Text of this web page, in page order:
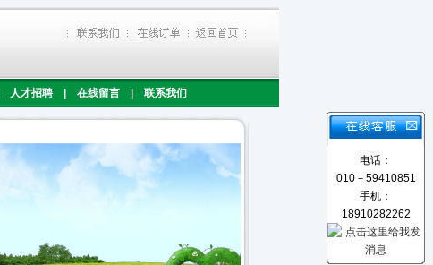
人才招聘 在线留言 联系我们
电话：
010－59410851
手机：
18910282262